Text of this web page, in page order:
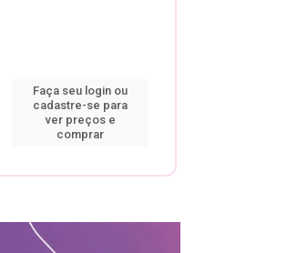
Faça seu login ou
cadastre-se para
ver preços e
comprar